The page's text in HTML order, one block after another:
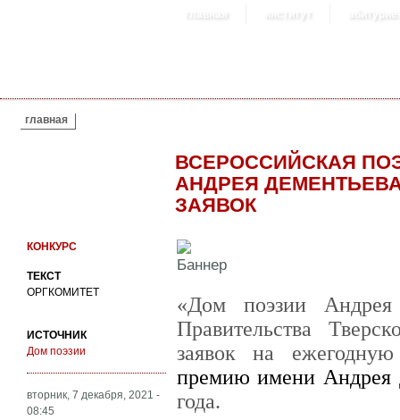
главная институт
ВЫ ЗДЕСЬ
главная
ВСЕРОССИЙСКАЯ
АНДРЕЯ
ЗАЯВОК
КОНКУРС
ТЕКСТ
ОРГКОМИТЕТ
ИСТОЧНИК
Дом поэзии
вторник, 7 декабря, 2021 -
08:45
«Дом поэзии Андрея
Правительства
заявок на
премию имени Андрея
года.